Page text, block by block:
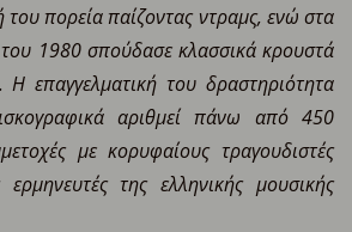
του πορεία παίζοντας ντραμς, ενώ στα
του 1980 σπούδασε κλασσικά κρουστά
επαγγελματική του δραστηριότητα
αριθμεί πάνω από 450
με κορυφαίους τραγουδιστές
ερμηνευτές της ελληνικής μουσικής